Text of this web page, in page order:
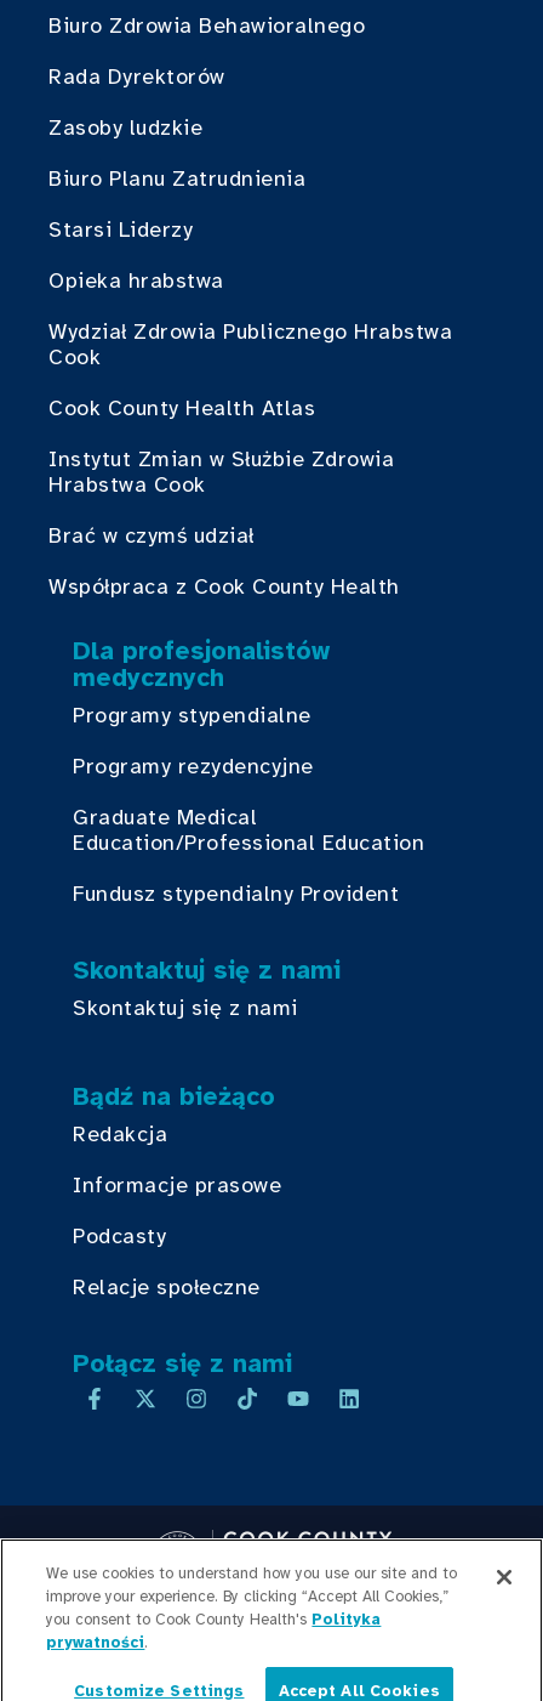
Biuro Zdrowia Behawioralnego
Rada Dyrektorów
Zasoby ludzkie
Biuro Planu Zatrudnienia
Starsi Liderzy
Opieka hrabstwa
Wydział Zdrowia Publicznego Hrabstwa
Cook
Cook County Health Atlas
Instytut Zmian w Służbie Zdrowia
Hrabstwa Cook
Brać w czymś udział
Współpraca z Cook County Health
Dla profesjonalistów
medycznych
Programy stypendialne
Programy rezydencyjne
Graduate Medical
Education/Professional Education
Fundusz stypendialny Provident
Skontaktuj się z nami
Skontaktuj się z nami
Bądź na bieżąco
Redakcja
Informacje prasowe
Podcasty
Relacje społeczne
Połącz się z nami
Copyright © 2026 Cook County Health. All Rights Reserved.
LOGOWANIE PRACOWNIKA
PRZEJRZYSTOŚĆ
We use cookies to understand how you use our site and to
improve your experience. By clicking “Accept All Cookies,”
you consent to Cook County Health's Polityka
prywatności.
Customize Settings Accept All Cookies